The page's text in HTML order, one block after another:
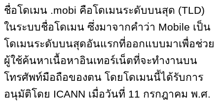
ชื่อโดเมน .mobi คือโดเมนระดับบนสุด (TLD)
ในระบบชื่อโดเมน ซึ่งมาจากคำว่า Mobile เป็น
โดเมนระดับบนสุดอันแรกที่ออกแบบมาเพื่อช่วย
ผู้ใช้ค้นหาเนื้อหาอินเทอร์เน็ตที่จะทำงานบน
โทรศัพท์มือถือของตน โดยโดเมนนี้ได้รับการ
อนุมัติโดย ICANN เมื่อวันที่ 11 กรกฎาคม พ.ศ.